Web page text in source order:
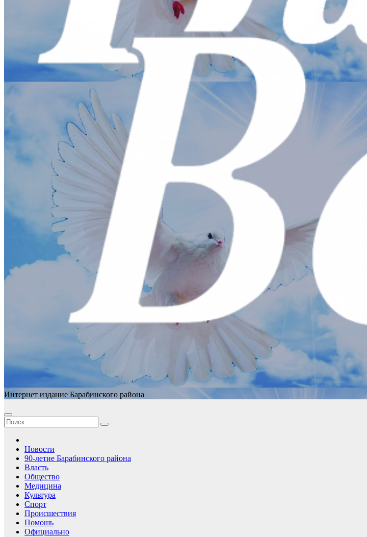
Интернет издание Барабинского района
Новости
90-летие Барабинского района
Власть
Общество
Медицина
Культура
Спорт
Происшествия
Помошь
Официально